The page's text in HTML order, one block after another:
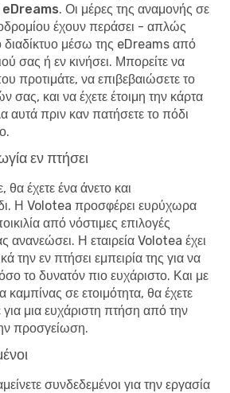
. Οι μέρες της αναμονής σε
έχουν περάσει - απλώς
μέσω της eDreams από
σας ή εν κινήσει. Μπορείτε να
προτιμάτε, να επιβεβαιώσετε το
σας, και να έχετε έτοιμη την κάρτα
αυτά πριν καν πατήσετε το πόδι
εν πτήσει
θα έχετε ένα άνετο και
Η Volotea προσφέρει ευρύχωρα
από νόστιμες επιλογές
ανανεώσει. Η εταιρεία Volotea έχει
την εν πτήσει εμπειρία της για να
όσο το δυνατόν πιο ευχάριστο. Και με
σε ετοιμότητα, θα έχετε
μια ευχάριστη πτήση από την
προσγείωση.
συνδεδεμένοι για την εργασία